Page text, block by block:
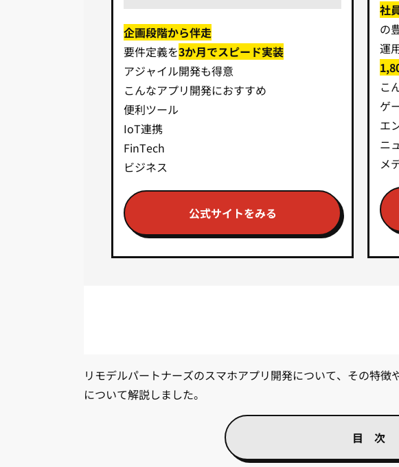
企画段階から伴走
要件定義を3か月でスピード実装
アジャイル開発も得意
こんなアプリ開発におすすめ
便利ツール
IoT連携
FinTech
ビジネス
公式サイトをみる
社
の
運
こ
ゲ
エ
ニ
メ
リモデルパートナーズのスマホアプリ開発について、その特
について解説しました。